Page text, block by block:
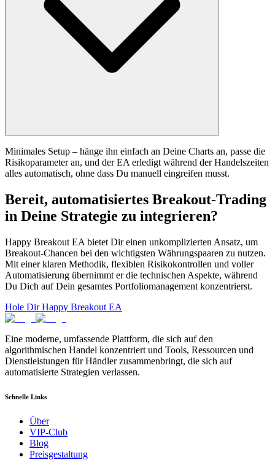
Minimales Setup – hänge ihn einfach an Deine Charts an, passe die
Risikoparameter an, und der EA erledigt während der Handelszeiten
alles automatisch, ohne dass Du manuell eingreifen musst.
Bereit, automatisiertes Breakout-Trading
in Deine Strategie zu integrieren?
Happy Breakout EA bietet Dir einen unkomplizierten Ansatz, um
Breakout-Chancen bei den wichtigsten Währungspaaren zu nutzen.
Mit einer klaren Methodik, flexiblen Risikokontrollen und voller
Automatisierung übernimmt er die technischen Aspekte, während
Du Dich auf Dein gesamtes Portfoliomanagement konzentrierst.
Hole Dir Happy Breakout EA
Eine moderne, umfassende Plattform, die sich auf den
algorithmischen Handel konzentriert und Tools, Ressourcen und
Dienstleistungen für Händler zusammenbringt, die sich auf
automatisierte Strategien verlassen.
Schnelle Links
Über
VIP-Club
Blog
Preisgestaltung